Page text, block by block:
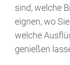
sind, welche
eignen, wo
welche
genießen